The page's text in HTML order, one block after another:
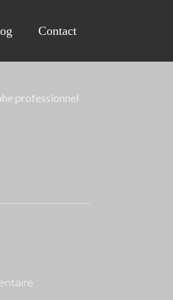
Contact